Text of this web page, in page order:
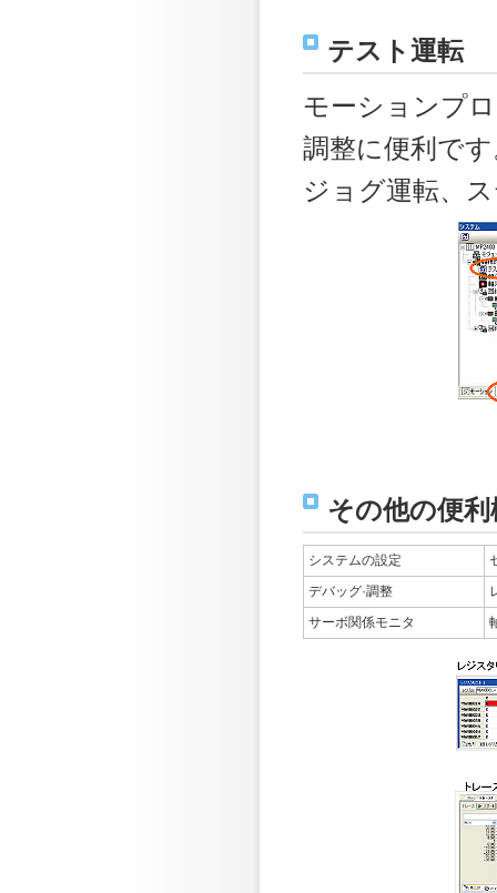
テスト運転
モーションプ
調整に便利で
ジョグ運転、
その他の便利
システムの設定
デバッグ·調整
サーボ関係モニタ